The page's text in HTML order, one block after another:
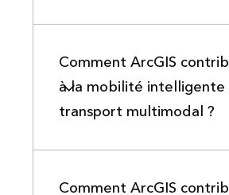
Comment ArcGIS
à la mobilité intelligente
transport multimodal ?
Comment ArcGIS